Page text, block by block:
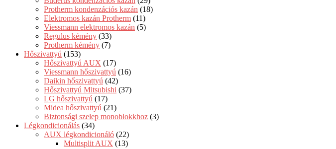
Protherm kondenzációs kazán (18)
Elektromos kazán Protherm (11)
Viessmann elektromos kazán (5)
Regulus kémény (33)
Protherm kémény (7)
Hőszivattyú (153)
Hőszivattyú AUX (17)
Viessmann hőszivattyú (16)
Daikin hőszivattyú (42)
Hőszivattyú Mitsubishi (37)
LG hőszivattyú (17)
Midea hőszivattyú (21)
Biztonsági szelep monoblokkhoz (3)
Légkondicionálás (34)
AUX légkondicionáló (22)
Multisplit AUX (13)